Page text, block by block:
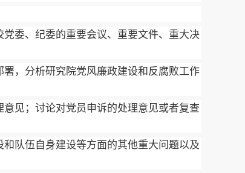
委、纪委的重要会议、重要文件、重大决
，分析研究院党风廉政建设和反腐败工作
见；讨论对党员申诉的处理意见或者复查
队伍自身建设等方面的其他重大问题以及